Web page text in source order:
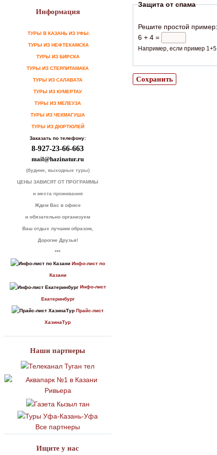
Информация
ТУРЫ В КАЗАНЬ ИЗ УФЫ:
ТУРЫ ИЗ НЕФТЕКАМСКА
ТУРЫ ИЗ БИРСКА
ТУРЫ ИЗ СТЕРЛИТАМАКА
ТУРЫ ИЗ САЛАВАТА
ТУРЫ ИЗ КУМЕРТАУ
ТУРЫ ИЗ МЕЛЕУЗА
ТУРЫ ИЗ ЧЕКМАГУША
ТУРЫ ИЗ ДЮРТЮЛЕЙ
Заказать по телефону:
8-927-23-66-663
mail@hazinatur.ru
(будние, выходные туры)
ЦЕНЫ ЗАВИСЯТ ОТ ПРОГРАММЫ
и места проживания
Ждем Вас в офисе
и обязательно организуем
Ваш отдых лучшим образом,
Дорогие Друзья!
***
Инфо-лист по
Казани
Инфо-лист
Екатеринбург
Прайс-лист
ХазинаТур
Наши партнеры
Все партнеры
Ищите у нас
Защита от спама
Решите простой
6 + 4 =
Например, если пример